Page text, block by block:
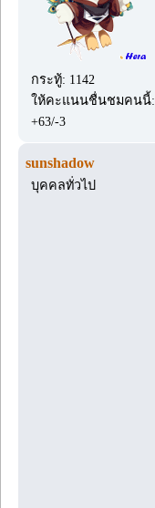
กระทู้: 1142
ให้คะแนนชื่นชมคนนี้:
+63/-3
sunshadow
บุคคลทั่วไป